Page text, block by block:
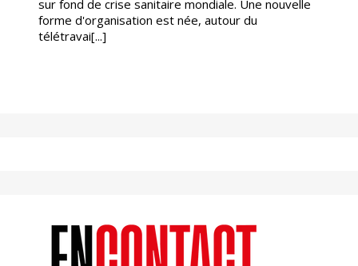
sur fond de crise sanitaire mondiale. Une nouvelle
forme d'organisation est née, autour du
télétravai[...]